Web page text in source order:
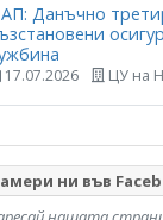
Данъчно
17.07.2026 ЦУ на
ни във